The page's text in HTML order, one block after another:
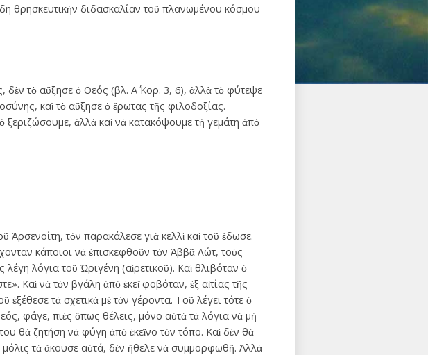
θρησκευτικὴν διδασκαλίαν τοῦ πλανωµένου κόσµου
δὲν τὸ αὔξησε ὁ Θεός (βλ. Α΄ Κορ. 3, 6), ἀλλὰ τὸ φύτεψε
καὶ τὸ αὔξησε ὁ ἔρωτας τῆς φιλοδοξίας.
ἀλλὰ καὶ νὰ κατακόψουμε τὴ γεμάτη ἀπὸ
τὸν παρακάλεσε γιὰ κελλὶ καὶ τοῦ ἔδωσε.
κάποιοι νὰ ἐπισκεφθοῦν τὸν Ἀββᾶ Λώτ, τοὺς
λόγια τοῦ Ὠριγένη (αἱρετικοῦ). Καὶ θλιβόταν ὁ
Καὶ νὰ τὸν βγάλη ἀπὸ ἐκεῖ φοβόταν, ἐξ αἰτίας τῆς
τὰ σχετικὰ μὲ τὸν γέροντα. Τοῦ λέγει τότε ὁ
φάγε, πιὲς ὅπως θέλεις, μόνο αὐτὰ τὰ λόγια νὰ μὴ
θὰ ζητήση νὰ φύγη ἀπὸ ἐκεῖνο τὸν τόπο. Καὶ δὲν θὰ
τὰ ἄκουσε αὐτά, δὲν ἤθελε νὰ συμμορφωθῆ. Ἀλλὰ